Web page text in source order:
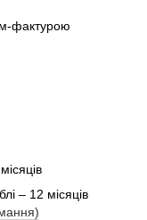
фактурою
– 12 місяців